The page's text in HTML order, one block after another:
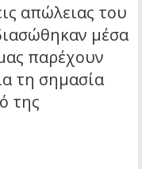
απώλειας του
μέσα
παρέχουν
τη σημασία
της